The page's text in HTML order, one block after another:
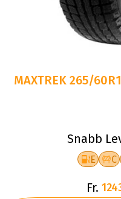
MAXTREK 265/
Snabb
E C
Fr.